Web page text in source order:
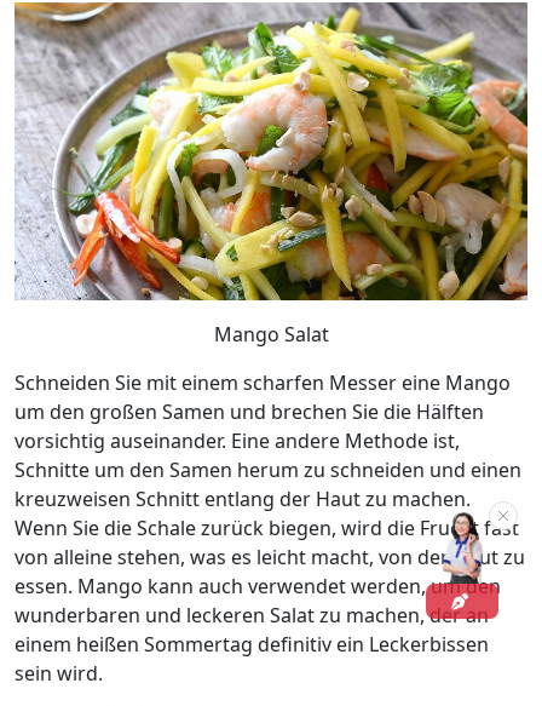
Mango Salat
Schneiden Sie mit einem scharfen Messer eine Mango
um den großen Samen und brechen Sie die Hälften
vorsichtig auseinander. Eine andere Methode ist,
Schnitte um den Samen herum zu schneiden und einen
kreuzweisen Schnitt entlang der Haut zu machen.
Wenn Sie die Schale zurück biegen, wird die Frucht fast
von alleine stehen, was es leicht macht, von der Haut zu
essen. Mango kann auch verwendet werden, um den
wunderbaren und leckeren Salat zu machen, der an
einem heißen Sommertag definitiv ein Leckerbissen
sein wird.